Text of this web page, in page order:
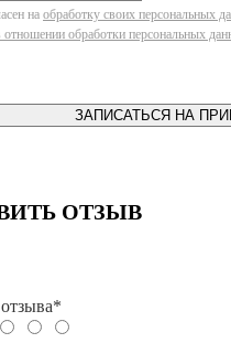
на обработку своих персональных
отношении обработки персональных
ЗАПИСАТЬСЯ НА
ОТЗЫВ